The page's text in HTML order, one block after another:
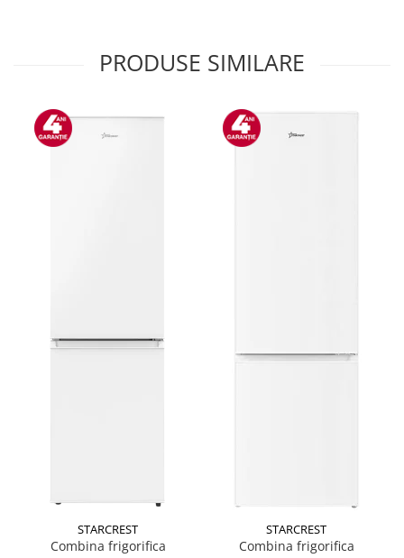
PRODUSE SIMILARE
STARCREST
Combina frigorifica
STARCREST
Combina frigorifica